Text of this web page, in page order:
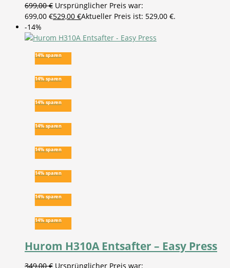
699,00€ Ursprünglicher Preis war:
699,00 €529,00 €Aktueller Preis ist: 529,00 €.
-14%
14% sparen
14% sparen
14% sparen
14% sparen
14% sparen
14% sparen
14% sparen
14% sparen
Hurom H310A Entsafter – Easy Press
349,00€ Ursprünglicher Preis war: